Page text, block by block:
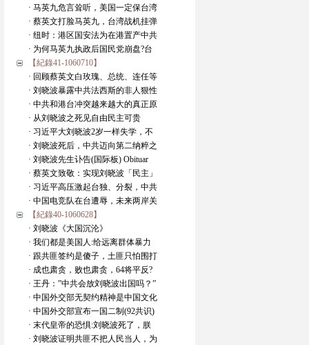
· 马英九危言耸听，美国一定保台湾
· 蔡英文打脸马英九，台湾战机挂弹
· 纽时：港区国安法为在港置产中共
· 为何马英九执政后国民党崩盘?台
【紀錄41-1060710】
· 回顾蔡英文白玫瑰、总统、连任等
· 刘晓波暴露中共法西斯的非人狠性
· 中共和港台冲突越来越大的真正原
· 从刘晓波之死见自由民主可贵
· 习近平大刘晓波2岁一样失学，不
· 刘晓波死后，中共迈向第二纳粹之
· 刘晓波先生讣告(国际板) Obituar
· 蔡英文致敬：实现刘晓波「民主」
· 习近平高压激起台独、分裂，中共
· 中国电竞队在台遭辱，未来两岸关
【紀錄40-1060628】
· 刘晓波《大国沉沦》
· 我们都是美国人:给远离群体暴力
· 跟共匪签约是傻子，土匪只怕围打
· 成也肃贪，败也肃贪，64将平反?
· 王丹：”中共会放刘晓波出国吗？”
· 中国外交部无契约精神是中国文化
· 中国外交部宣布一国二制(92共识)
· 末代皇帝的恐惧:刘晓波死了，朕
· 刘晓波证明共匪不把人民当人，为